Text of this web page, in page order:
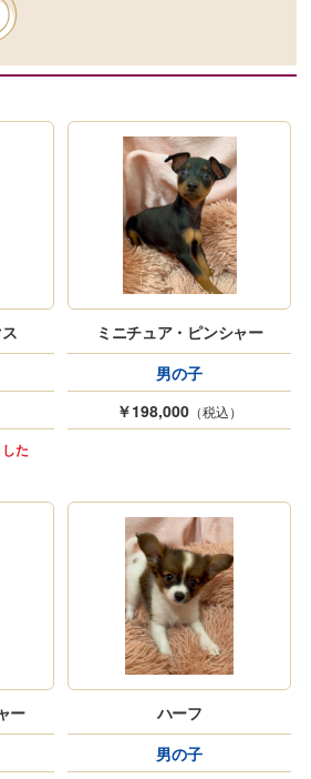
た
ミニチュア・ピンシャー
男の子
￥198,000 （税込）
ー
ハーフ
男の子